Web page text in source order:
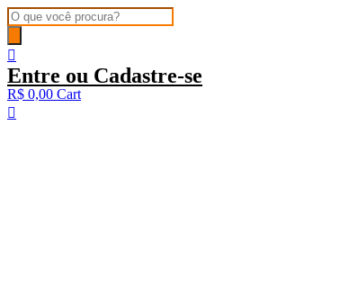
Products
search
Entre ou Cadastre-se
R$ 0,00 Cart